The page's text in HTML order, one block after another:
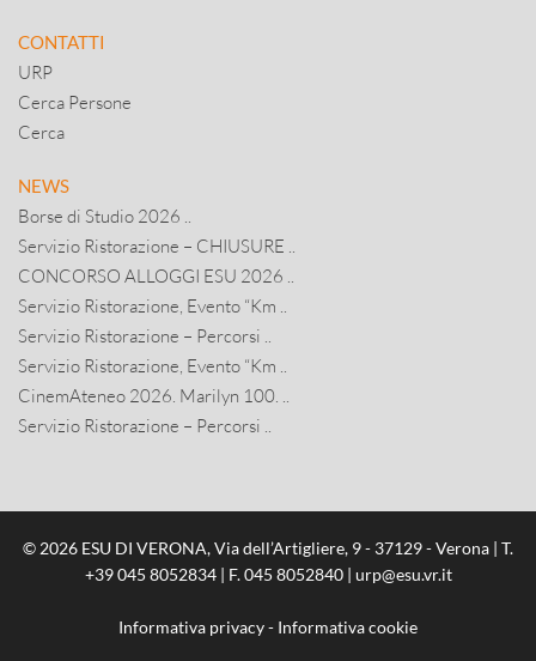
CONTATTI
URP
Cerca Persone
Cerca
NEWS
Borse di Studio 2026 ..
Servizio Ristorazione – CHIUSURE ..
CONCORSO ALLOGGI ESU 2026 ..
Servizio Ristorazione, Evento “Km ..
Servizio Ristorazione – Percorsi ..
Servizio Ristorazione, Evento “Km ..
CinemAteneo 2026. Marilyn 100. ..
Servizio Ristorazione – Percorsi ..
© 2026 ESU DI VERONA, Via dell’Artigliere, 9 - 37129 - Verona | T.
+39 045 8052834| F. 045 8052840 | urp@esu.vr.it
Informativa privacy- Informativa cookie